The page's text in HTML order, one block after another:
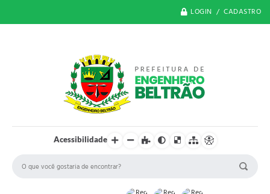
LOGIN / CADASTRO
Acessibilidade